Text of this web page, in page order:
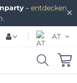
✕
– entdecken
AT